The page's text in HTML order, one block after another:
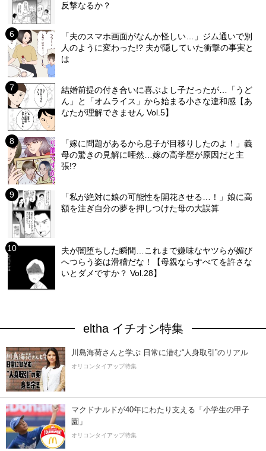
反撃なるか？
「夫のスマホ画面がなんか怪しい…」ジム通いで別
人のように変わった!? 夫が隠していた衝撃の事実と
は
結婚前提の付き合いに喜ぶよし子だったが…「うど
ん」と「オムライス」から始まる小さな違和感【あ
なたが理解できません Vol.5】
「嫁に問題があるから息子が目移りしたのよ！」義
母の驚きの見解に唖然…嫁の高学歴が原因だと主
張!?
「私が絶対に娘の可能性を開花させる…！」娘に高
額を注ぎ自分の夢を押しつけた母の大誤算
夫が闇堕ちした瞬間…これまで嫌味なヤツらが媚び
へつらう姿は滑稽だな！【母親ならすべてを許さな
いとダメですか？ Vol.28】
eltha イチオシ特集
川島海荷さんと学ぶ 日常に潜む“人身取引”のリアル
オリコンタイアップ特集
マクドナルドが40年にわたり支える「小学生の甲子
園」
オリコンタイアップ特集